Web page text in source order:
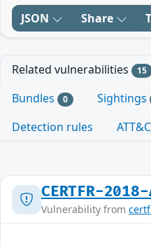
JSON Share
Related vulnerabilities 15
Bundles 0 Sightings
Detection rules
CERTFR-
Vulnerability from